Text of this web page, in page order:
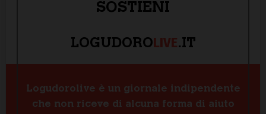
SOSTIENI
LOGUDOROLIVE.IT
Logudorolive è un giornale indipendente
che non riceve di alcuna forma di aiuto